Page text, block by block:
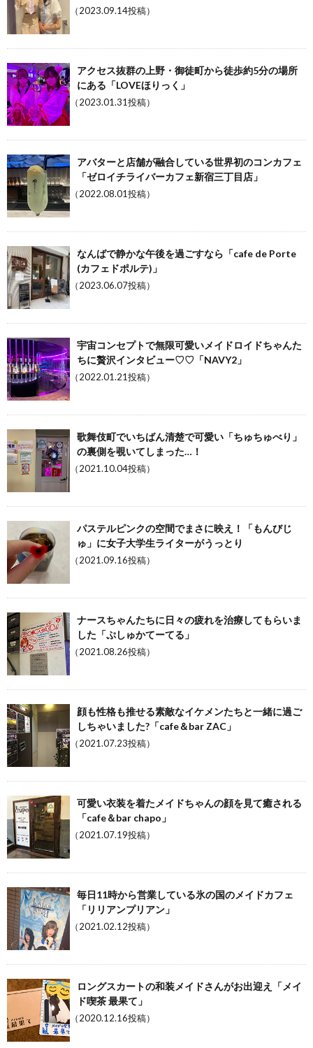
（2023.09.14投稿）
アクセス抜群の上野・御徒町から徒歩約5分の場所
にある「LOVEほりっく」
（2023.01.31投稿）
アバターと店舗が融合している世界初のコンカフェ
「ゼロイチライバーカフェ新宿三丁目店」
（2022.08.01投稿）
なんばで静かな午後を過ごすなら「cafe de Porte
(カフェドポルテ)」
（2023.06.07投稿）
宇宙コンセプトで無限可愛いメイドロイドちゃんた
ちに贅沢インタビュー♡♡「NAVY2」
（2022.01.21投稿）
歌舞伎町でいちばん清楚で可愛い「ちゅちゅべり」
の裏側を覗いてしまった…！
（2021.10.04投稿）
パステルピンクの空間でまさに映え！「もんびじ
ゅ」に女子大学生ライターがうっとり
（2021.09.16投稿）
ナースちゃんたちに日々の疲れを治療してもらいま
した「ぷしゅかてーてる」
（2021.08.26投稿）
顔も性格も推せる素敵なイケメンたちと一緒に過ご
しちゃいました?「cafe＆bar ZAC」
（2021.07.23投稿）
可愛い衣装を着たメイドちゃんの顔を見て癒される
「cafe＆bar chapo」
（2021.07.19投稿）
毎日11時から営業している氷の国のメイドカフェ
「リリアンプリアン」
（2021.02.12投稿）
ロングスカートの和装メイドさんがお出迎え「メイ
ド喫茶 最果て」
（2020.12.16投稿）